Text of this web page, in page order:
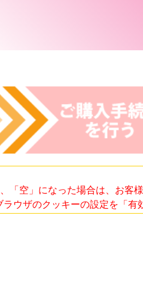
「空」になった場合は、お
ウザのクッキーの設定を「有